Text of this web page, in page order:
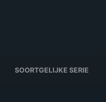
SOORTGELIJKE SERIE